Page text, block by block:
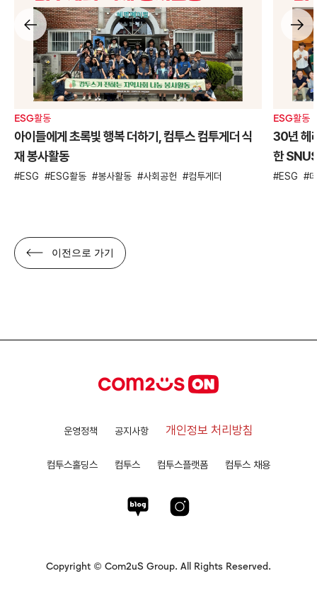
ESG활동
아이들에게 초록빛 행복 더하기, 컴투스 컴투게더 식
재 봉사활동
ESG ESG활동 봉사활동 사회공헌 컴투게더
ESG활동
30년 헤
한
ESG
이전으로 가기
운영정책 공지사항 개인정보 처리방침
컴투스홀딩스 컴투스 컴투스플랫폼 컴투스 채용
Copyright © Com2uS Group. All Rights Reserved.